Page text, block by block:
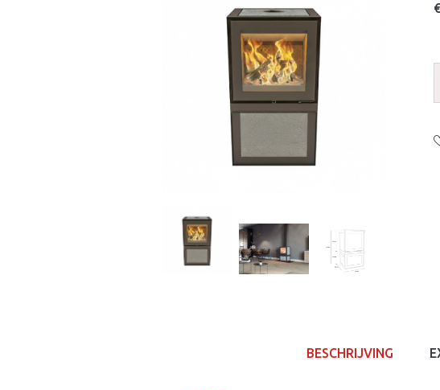
€
BESCHRIJVING